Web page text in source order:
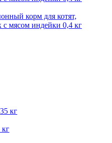
корм для котят,
мясом индейки 0,4 кг